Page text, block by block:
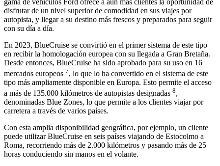
disfrutar de un nivel superior de comodidad en sus viajes por
autopista, y llegar a su destino más frescos y preparados para seguir
con su día a día.
En 2023, BlueCruise se convirtió en el primer sistema de este tipo
en recibir la homologación europea con su llegada a Gran Bretaña.
Desde entonces, BlueCruise ha sido aprobado para su uso en 16
mercados europeos 7, lo que lo ha convertido en el sistema de este
tipo más ampliamente disponible en Europa. Esto permite el acceso
a más de 135.000 kilómetros de autopistas designadas 8,
denominadas Blue Zones, lo que permite a los clientes viajar por
carretera a través de varios países.
Con esta amplia disponibilidad geográfica, por ejemplo, un cliente
puede utilizar BlueCruise en seis países viajando de Estocolmo a
Roma, recorriendo más de 2.000 kilómetros y pasando más de 25
horas conduciendo sin manos en el volante.